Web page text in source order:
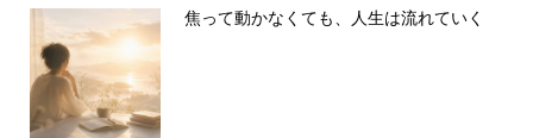
焦って動かなくても、人生は流れていく